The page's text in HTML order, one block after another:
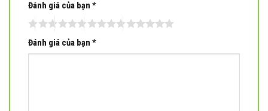
Đánh giá của bạn *
Đánh giá của bạn *